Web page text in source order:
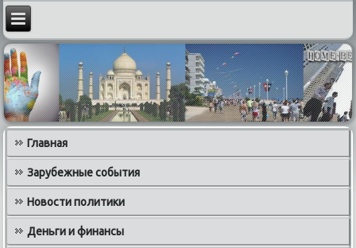
Главная
Зарубежные события
Новости политики
Деньги и финансы